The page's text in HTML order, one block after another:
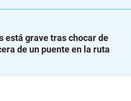
está grave tras chocar de
de un puente en la ruta